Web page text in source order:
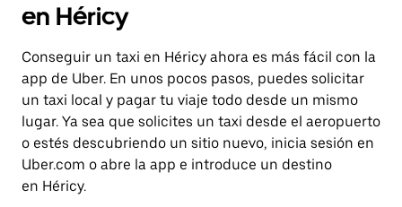
en Héricy
Conseguir un taxi en Héricy ahora es más fácil con la
app de Uber. En unos pocos pasos, puedes solicitar
un taxi local y pagar tu viaje todo desde un mismo
lugar. Ya sea que solicites un taxi desde el aeropuerto
o estés descubriendo un sitio nuevo, inicia sesión en
Uber.com o abre la app e introduce un destino
en Héricy.